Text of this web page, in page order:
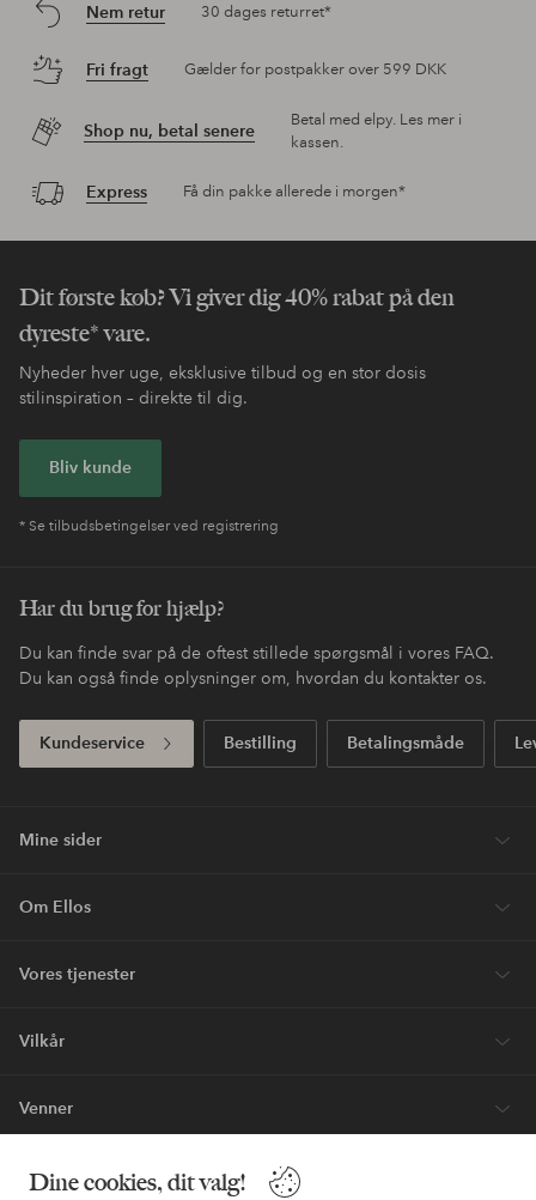
Dine cookies, dit valg!
Nem retur 30 dages returret*
Fri fragt Gælder for postpakker over 599 DKK
Shop nu, betal senere
Betal med elpy. Les mer i
kassen.
Express Få din pakke allerede i morgen*
Dit første køb? Vi giver dig 40% rabat på den
dyreste* vare.
Nyheder hver uge, eksklusive tilbud og en stor dosis
stilinspiration – direkte til dig.
Bliv kunde
* Se tilbudsbetingelser ved registrering
Har du brug for hjælp?
Du kan finde svar på de oftest stillede spørgsmål i vores FAQ.
Du kan også finde oplysninger om, hvordan du kontakter os.
Kundeservice Bestilling Betalingsmåde
Mine sider
Om Ellos
Vores tjenester
Vilkår
Venner